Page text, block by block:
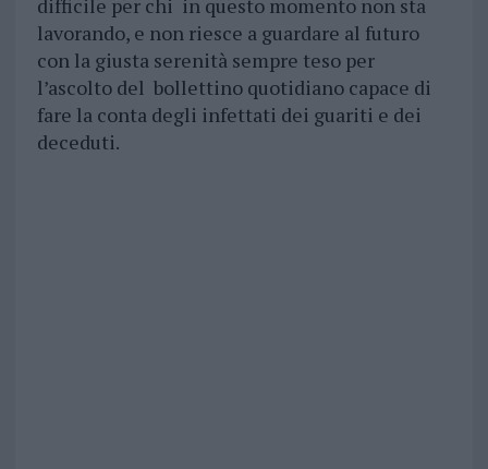
difficile per chi in questo momento non sta
lavorando, e non riesce a guardare al futuro
con la giusta serenità sempre teso per
l’ascolto del bollettino quotidiano capace di
fare la conta degli infettati dei guariti e dei
deceduti.